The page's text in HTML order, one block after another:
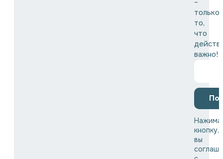
–
только
то,
что
важно!
кнопку,
вы